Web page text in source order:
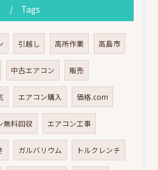
Tags
引越し 高所作業 高島市
中古エアコン 販売
エアコン購入 価格.com
無料回収 エアコン工事
ガルバリウム トルクレンチ